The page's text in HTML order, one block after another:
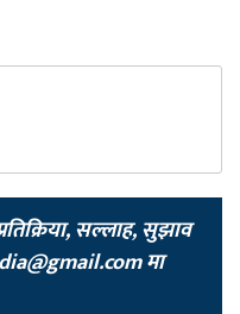
सल्लाह, सुझाव
मा